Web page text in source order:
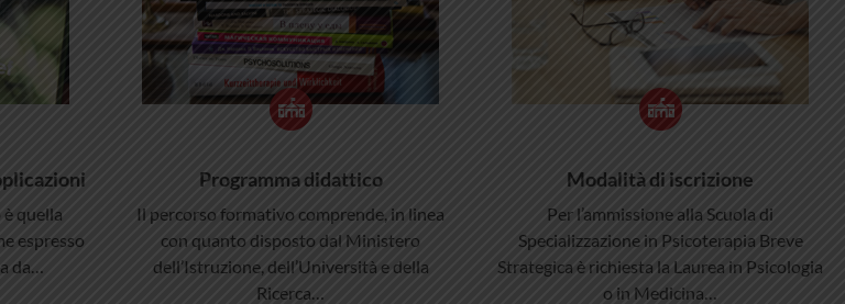
quella
espresso
da…
Programma didattico
Il percorso formativo comprende, in linea
con quanto disposto dal Ministero
dell’Istruzione, dell’Università e della
Ricerca…
Modalità di iscrizione
Per l’ammissione alla Scuola di
Specializzazione in Psicoterapia Breve
Strategica è richiesta la Laurea in Psicologia
o in Medicina…